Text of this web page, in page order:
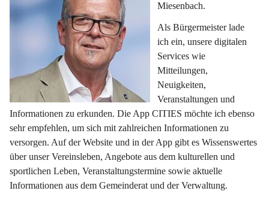
Miesenbach.
Als Bürgermeister lade
ich ein, unsere digitalen
Services wie
Mitteilungen,
Neuigkeiten,
Veranstaltungen und
Informationen zu erkunden. Die App CITIES möchte ich ebenso
sehr empfehlen, um sich mit zahlreichen Informationen zu
versorgen. Auf der Website und in der App gibt es Wissenswertes
über unser Vereinsleben, Angebote aus dem kulturellen und
sportlichen Leben, Veranstaltungstermine sowie aktuelle
Informationen aus dem Gemeinderat und der Verwaltung.